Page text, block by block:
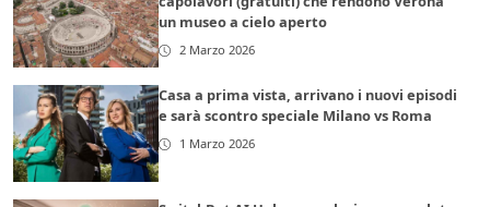
un museo a cielo aperto
2 Marzo 2026
Casa a prima vista, arrivano i nuovi episodi
e sarà scontro speciale Milano vs Roma
1 Marzo 2026